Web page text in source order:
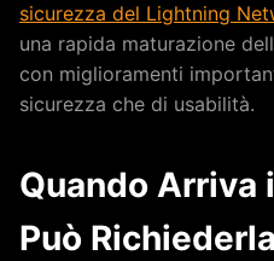
sicurezza del Lightning
una rapida maturazione
con miglioramenti
sicurezza che di usabilità.
Quando Arriva
Può Richiederla